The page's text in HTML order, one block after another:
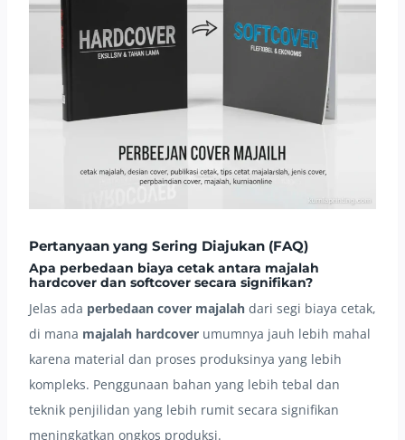
Pertanyaan yang Sering Diajukan (FAQ)
Apa perbedaan biaya cetak antara majalah
hardcover dan softcover secara signifikan?
Jelas ada perbedaan cover majalah dari segi biaya cetak,
di mana majalah hardcover umumnya jauh lebih mahal
karena material dan proses produksinya yang lebih
kompleks. Penggunaan bahan yang lebih tebal dan
teknik penjilidan yang lebih rumit secara signifikan
meningkatkan ongkos produksi.